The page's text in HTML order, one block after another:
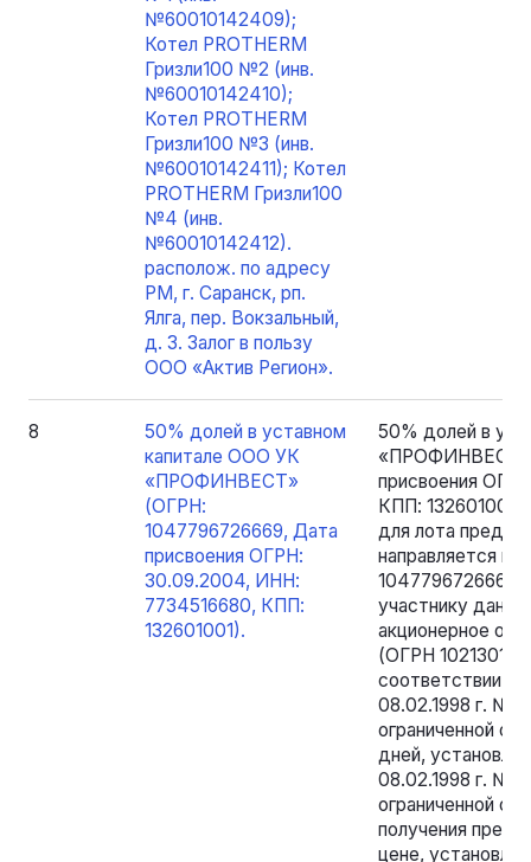
№60010142409);
Котел PROTHERM
Гризли100 №2 (инв.
№60010142410);
Котел PROTHERM
Гризли100 №3 (инв.
№60010142411); Котел
PROTHERM Гризли100
№4 (инв.
№60010142412).
располож. по адресу
РМ, г. Саранск, рп.
Ялга, пер. Вокзальный,
д. 3. Залог в пользу
ООО «Актив Регион».
8
50% долей в уставном
капитале ООО УК
«ПРОФИНВЕСТ»
(ОГРН:
1047796726669, Дата
присвоения ОГРН:
30.09.2004, ИНН:
7734516680, КПП:
132601001).
50% долей в
«ПРОФИНВЕСТ»
присвоения
КПП:
для лота
направляется
участнику
акционерное
(ОГРН
соответствии с
08.02.1998 г. №
ограниченной
дней,
08.02.1998 г. №
ограниченной
получения
цене,